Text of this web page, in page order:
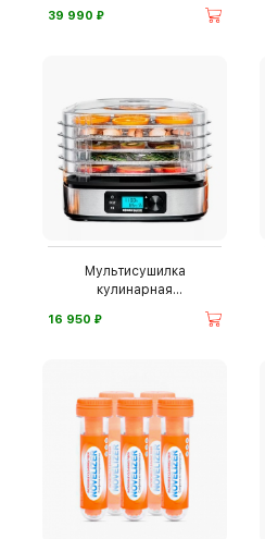
39 990 ⃏
Мультисушилка
кулинарная
16 950 ⃏